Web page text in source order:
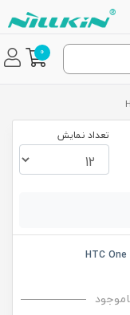
0
تعداد نمایش